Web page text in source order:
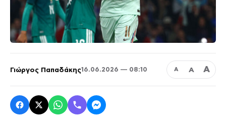
Γιώργος Παπαδάκης16.06.2026 — 08:10 Α Α Α